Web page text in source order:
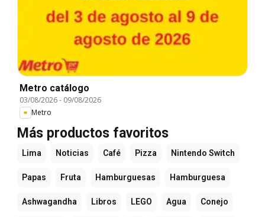
Metro catálogo
03/08/2026- 09/08/2026
Metro
Más productos favoritos
Lima Noticias Café Pizza Nintendo Switch
Papas Fruta Hamburguesas Hamburguesa
Ashwagandha Libros LEGO Agua Conejo